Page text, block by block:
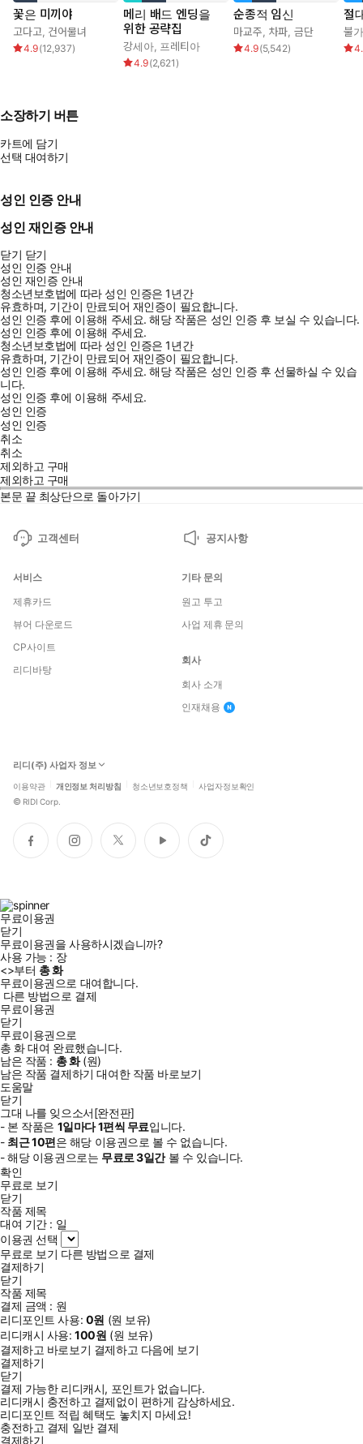
꽃은 미끼야
고다고, 건어물녀
4.9(12,937)
메리 배드 엔딩을
위한 공략집
강세아, 프레티아
4.9(2,621 )
순종적 임신
마교주, 차파, 금단
4.9(5,542)
절
불
소장하기 버튼
카트에 담기
선택 대여하기
성인 인증 안내
성인 재인증 안내
닫기 닫기
성인 인증 안내
성인 재인증 안내
청소년보호법에 따라 성인 인증은 1년간
유효하며, 기간이 만료되어 재인증이 필요합니다.
성인 인증 후에 이용해 주세요.해당 작품은 성인 인증 후 보실 수 있습니다.
성인 인증 후에 이용해 주세요.
청소년보호법에 따라 성인 인증은 1년간
유효하며, 기간이 만료되어 재인증이 필요합니다.
성인 인증 후에 이용해 주세요.해당 작품은 성인 인증 후 선물하실 수 있습
니다.
성인 인증 후에 이용해 주세요.
성인 인증
성인 인증
취소
취소
제외하고 구매
제외하고 구매
본문 끝 최상단으로 돌아가기
고객센터 공지사항
서비스
제휴카드
뷰어 다운로드
CP사이트
리디바탕
기타 문의
원고 투고
사업 제휴 문의
회사
회사 소개
인재채용
리디(주) 사업자 정보
이용약관 개인정보 처리방침 청소년보호정책 사업자정보확인
© RIDI Corp.
페
이
인
스
트
위
유
튜
틱
톡
무료이용권
닫기
무료이용권을 사용하시겠습니까?
사용 가능 : 장
<>부터 총화
무료이용권으로 대여합니다.
다른 방법으로 결제
무료이용권
닫기
무료이용권으로
총 화대여 완료했습니다.
남은 작품 : 총화(원)
남은 작품 결제하기 대여한 작품 바로보기
도움말
닫기
그대 나를 잊으소서[완전판]
- 본 작품은 1일마다1편씩 무료입니다.
- 최근10편은 해당 이용권으로 볼 수 없습니다.
- 해당 이용권으로는 무료로3일간볼 수 있습니다.
확인
무료로 보기
닫기
작품 제목
대여 기간 : 일
이용권 선택
무료로 보기 다른 방법으로 결제
결제하기
닫기
작품 제목
결제 금액 : 원
리디포인트 사용: 0원 (원 보유)
리디캐시 사용:100원 (원 보유)
결제하고 바로보기 결제하고 다음에 보기
결제하기
닫기
결제 가능한 리디캐시, 포인트가 없습니다.
리디캐시 충전하고 결제없이 편하게 감상하세요.
리디포인트 적립 혜택도 놓치지 마세요!
충전하고 결제 일반 결제
결제하기